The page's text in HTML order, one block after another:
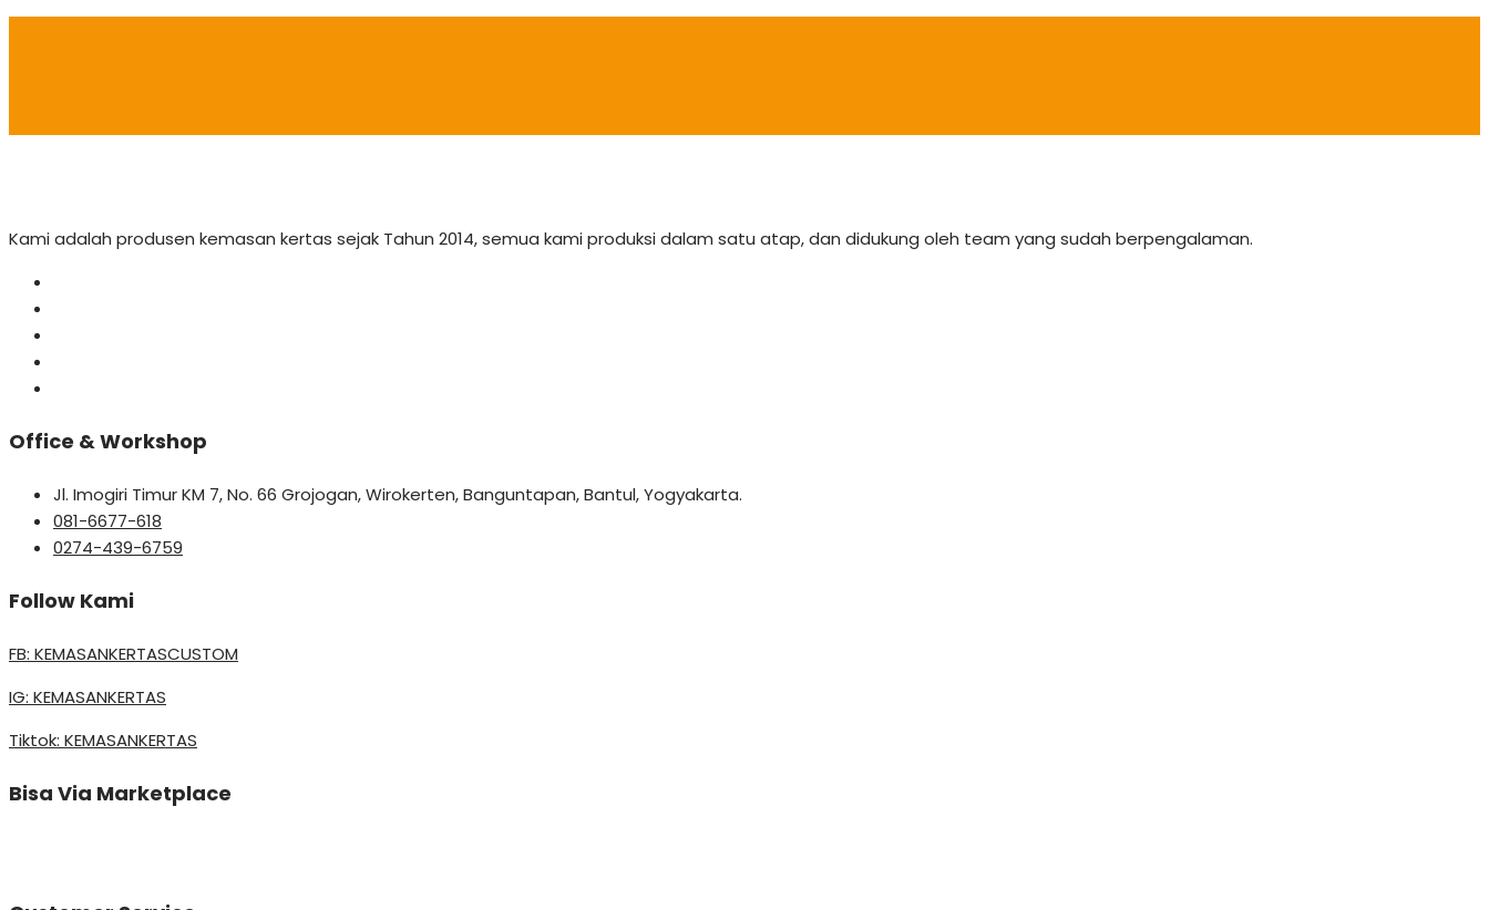
Kami adalah produsen kemasan kertas sejak Tahun 2014, semua kami produksi dalam satu atap, dan didukung oleh team yang sudah berpengalaman.
Office & Workshop
Jl. Imogiri Timur KM 7, No. 66 Grojogan, Wirokerten, Banguntapan, Bantul, Yogyakarta.
081-6677-618
0274-439-6759
Follow Kami
FB: KEMASANKERTASCUSTOM
IG: KEMASANKERTAS
Tiktok: KEMASANKERTAS
Bisa Via Marketplace